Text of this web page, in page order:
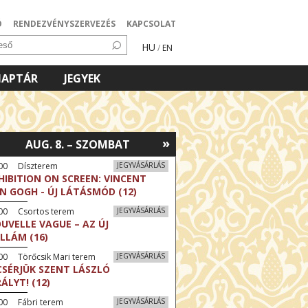
RENDEZVÉNYSZERVEZÉS KAPCSOLAT
HU / EN
JEGYEK
»
AUG. 8. – SZOMBAT
JEGYVÁSÁRLÁS
Díszterem
ON SCREEN: VINCENT
GOGH - ÚJ LÁTÁSMÓD (12)
JEGYVÁSÁRLÁS
Csortos terem
VAGUE – AZ ÚJ
(16)
JEGYVÁSÁRLÁS
Törőcsik Mari terem
SZENT LÁSZLÓ
(12)
JEGYVÁSÁRLÁS
Fábri terem